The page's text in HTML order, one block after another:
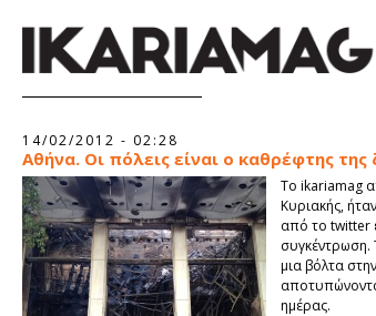
14/02/2012 - 02:28
Αθήνα. Oι πόλεις είναι ο καθρέφτης της
Το ikariamag
Κυριακής,
από το twitter
συγκέντρωση.
μια βόλτα
ημέρας.